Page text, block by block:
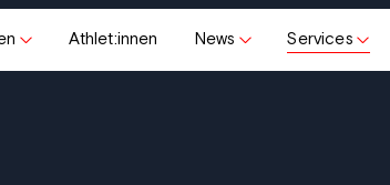
Athlet:innen News Services